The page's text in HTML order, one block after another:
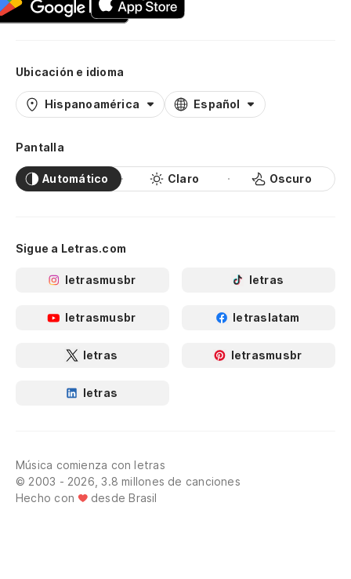
Ubicación e idioma
Hispanoamérica Español
Pantalla
Automático Claro Oscuro
Sigue a Letras.com
letrasmusbr letras
letrasmusbr letraslatam
letras letrasmusbr
letras
Música comienza con letras
© 2003 - 2026, 3.8 millones de canciones
Hecho con
desde Brasil